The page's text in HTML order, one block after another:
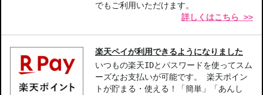
でもご利用いただけます。
詳しくはこちら >>
楽天ペイが利用できるようになりました
いつもの楽天IDとパスワードを使ってスム
ーズなお支払いが可能です。 楽天ポイン
トが貯まる・使える！「簡単」「あんし